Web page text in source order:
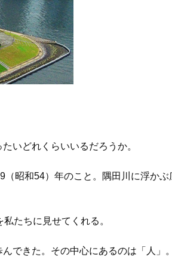
いどれくらいいるだろうか。
昭和54）年のこと。隅田川に浮かぶ
たちに見せてくれる。
できた。その中心にあるのは「人」